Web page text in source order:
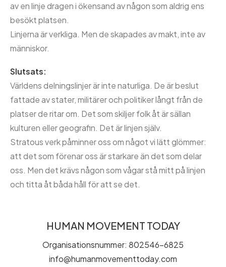
av en linje dragen i ökensand av någon som aldrig ens
besökt platsen.
Linjerna är verkliga. Men de skapades av makt, inte av
människor.
Slutsats:
Världens delningslinjer är inte naturliga. De är beslut
fattade av stater, militärer och politiker långt från de
platser de ritar om. Det som skiljer folk åt är sällan
kulturen eller geografin. Det är linjen själv.
Stratous verk påminner oss om något vi lätt glömmer:
att det som förenar oss är starkare än det som delar
oss. Men det krävs någon som vågar stå mitt på linjen
och titta åt båda håll för att se det.
HUMAN MOVEMENT TODAY
Organisationsnummer: 802546-6825
info@humanmovementtoday.com